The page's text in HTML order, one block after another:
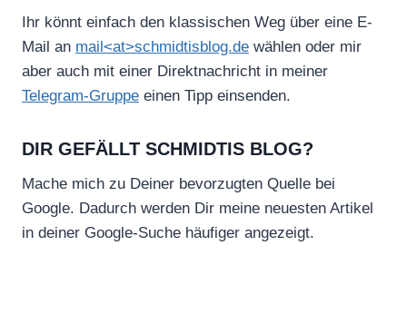
Ihr könnt einfach den klassischen Weg über eine E-
Mail an mail<at>schmidtisblog.de wählen oder mir
aber auch mit einer Direktnachricht in meiner
Telegram-Gruppe einen Tipp einsenden.
DIR GEFÄLLT SCHMIDTIS BLOG?
Mache mich zu Deiner bevorzugten Quelle bei
Google. Dadurch werden Dir meine neuesten Artikel
in deiner Google-Suche häufiger angezeigt.